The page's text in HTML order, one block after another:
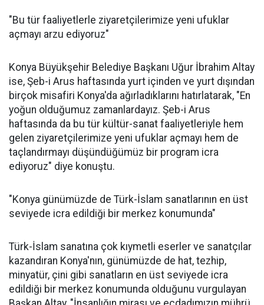
"Bu tür faaliyetlerle ziyaretçilerimize yeni ufuklar
açmayı arzu ediyoruz"
Konya Büyükşehir Belediye Başkanı Uğur İbrahim Altay
ise, Şeb-i Arus haftasında yurt içinden ve yurt dışından
birçok misafiri Konya'da ağırladıklarını hatırlatarak, "En
yoğun olduğumuz zamanlardayız. Şeb-i Arus
haftasında da bu tür kültür-sanat faaliyetleriyle hem
gelen ziyaretçilerimize yeni ufuklar açmayı hem de
taçlandırmayı düşündüğümüz bir program icra
ediyoruz" diye konuştu.
"Konya günümüzde de Türk-İslam sanatlarının en üst
seviyede icra edildiği bir merkez konumunda"
Türk-İslam sanatına çok kıymetli eserler ve sanatçılar
kazandıran Konya'nın, günümüzde de hat, tezhip,
minyatür, çini gibi sanatların en üst seviyede icra
edildiği bir merkez konumunda olduğunu vurgulayan